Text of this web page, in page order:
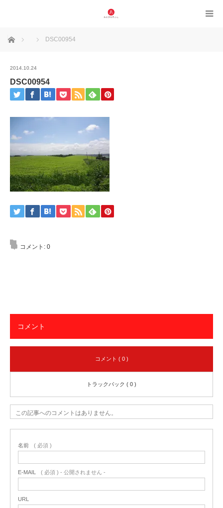
ホーム DSC00954
2014.10.24
DSC00954
コメント: 0
コメント
コメント ( 0 )
トラックバック ( 0 )
この記事へのコメントはありません。
名前 ( 必須 )
E-MAIL ( 必須 ) - 公開されません -
URL